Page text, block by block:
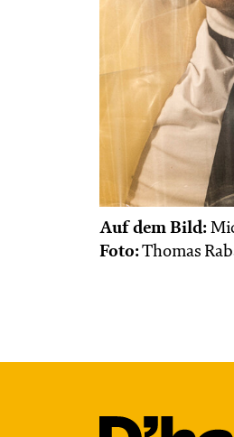
Auf dem Bild:
Foto:Thomas